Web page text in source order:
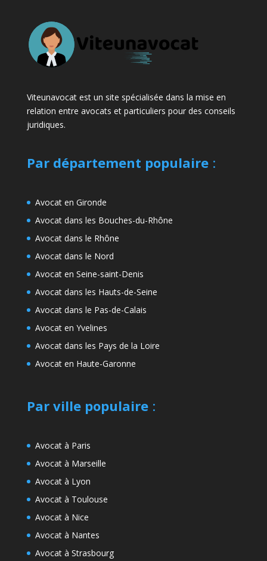
Viteunavocat est un site spécialisée dans la mise en
relation entre avocats et particuliers pour des conseils
juridiques.
Par département populaire:
Avocat en Gironde
Avocat dans les Bouches-du-Rhône
Avocat dans le Rhône
Avocat dans le Nord
Avocat en Seine-saint-Denis
Avocat dans les Hauts-de-Seine
Avocat dans le Pas-de-Calais
Avocat en Yvelines
Avocat dans les Pays de la Loire
Avocat en Haute-Garonne
Par ville populaire:
Avocat à Paris
Avocat à Marseille
Avocat à Lyon
Avocat à Toulouse
Avocat à Nice
Avocat à Nantes
Avocat à Strasbourg